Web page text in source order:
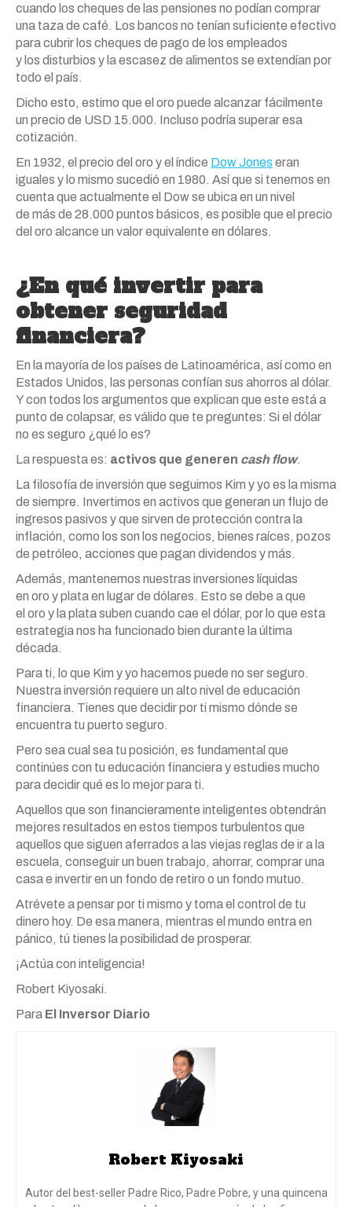
cuando los cheques de las pensiones no podían comprar
una taza de café. Los bancos no tenían suficiente efectivo
para cubrir los cheques de pago de los empleados
y los disturbios y la escasez de alimentos se extendían por
todo el país.
Dicho esto, estimo que el oro puede alcanzar fácilmente
un precio de USD 15.000. Incluso podría superar esa
cotización.
En 1932, el precio del oro y el índice Dow Jones eran
iguales y lo mismo sucedió en 1980. Así que si tenemos en
cuenta que actualmente el Dow se ubica en un nivel
de más de 28.000 puntos básicos, es posible que el precio
del oro alcance un valor equivalente en dólares.
¿En qué invertir para
obtener seguridad
financiera?
En la mayoría de los países de Latinoamérica, así como en
Estados Unidos, las personas confían sus ahorros al dólar.
Y con todos los argumentos que explican que este está a
punto de colapsar, es válido que te preguntes: Si el dólar
no es seguro ¿qué lo es?
La respuesta es: activos que generen cash flow.
La filosofía de inversión que seguimos Kim y yo es la misma
de siempre. Invertimos en activos que generan un flujo de
ingresos pasivos y que sirven de protección contra la
inflación, como los son los negocios, bienes raíces, pozos
de petróleo, acciones que pagan dividendos ymás.
Además, mantenemos nuestras inversiones líquidas
en oro y plata en lugar de dólares. Esto se debe a que
el oro y la plata suben cuando cae el dólar, por lo que esta
estrategia nos ha funcionado bien durante la última
década.
Para ti, lo que Kim y yo hacemos puede no ser seguro.
Nuestra inversión requiere un alto nivel de educación
financiera. Tienes que decidir por ti mismo dónde se
encuentra tu puerto seguro.
Pero sea cual sea tu posición, es fundamental que
continúes con tu educación financiera y estudies mucho
para decidir qué es lo mejor para ti.
Aquellos que son financieramente inteligentes obtendrán
mejores resultados en estos tiempos turbulentos que
aquellos que siguen aferrados a las viejas reglas de ir a la
escuela, conseguir un buen trabajo, ahorrar, comprar una
casa e invertir en un fondo de retiro o un fondo mutuo.
Atrévete a pensar por ti mismo y toma el control de tu
dinero hoy. De esa manera, mientras el mundo entra en
pánico, tú tienes la posibilidad de prosperar.
¡Actúa con inteligencia!
Robert Kiyosaki.
Para El Inversor Diario
Robert Kiyosaki
Autor del best-seller Padre Rico, Padre Pobre, y una quincena